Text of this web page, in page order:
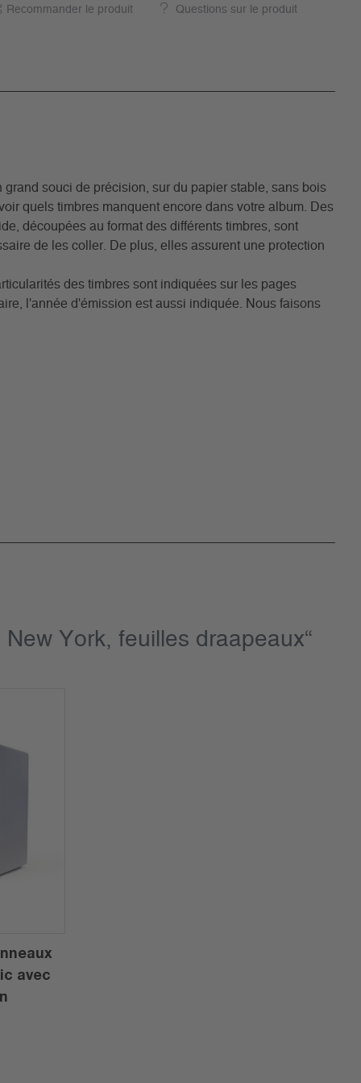
Recommander le produit Questions sur le produit
souci de précision, sur du papier stable, sans bois
quels timbres manquent encore dans votre album. Des
découpées au format des différents timbres, sont
de les coller. De plus, elles assurent une protection
des timbres sont indiquées sur les pages
l'année d'émission est aussi indiquée. Nous faisons
York, feuilles draapeaux“
avec